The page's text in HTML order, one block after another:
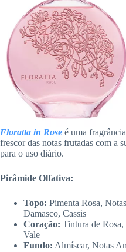
Floratta in Rose é uma
frescor das notas frutadas com a
para o uso diário.
Pirâmide Olfativa:
Topo: Pimenta Rosa,
Damasco, Cassis
Coração: Tintura de
Vale
Fundo: Almíscar, Notas